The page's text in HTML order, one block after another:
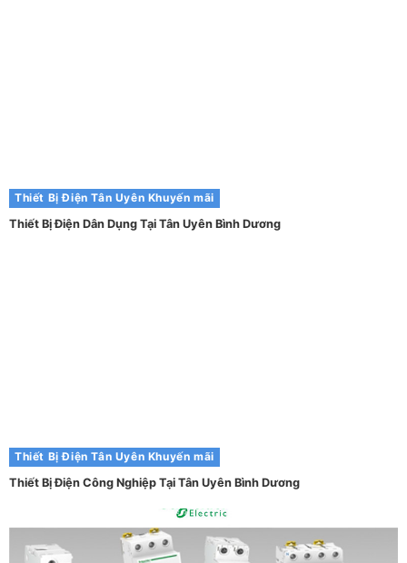
Thiết Bị Điện Tân Uyên Khuyến mãi
Thiết Bị Điện Dân Dụng Tại Tân Uyên Bình Dương
Thiết Bị Điện Tân Uyên Khuyến mãi
Thiết Bị Điện Công Nghiệp Tại Tân Uyên Bình Dương